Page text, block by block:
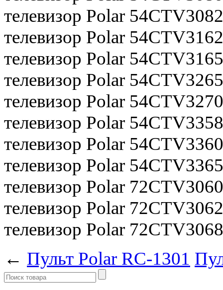
телевизор Polar 54CTV3082
телевизор Polar 54CTV3162
телевизор Polar 54CTV3165
телевизор Polar 54CTV3265
телевизор Polar 54CTV3270
телевизор Polar 54CTV3358
телевизор Polar 54CTV3360
телевизор Polar 54CTV3365
телевизор Polar 72CTV3060
телевизор Polar 72CTV3062
телевизор Polar 72CTV3068
← Пульт Polar RC-1301